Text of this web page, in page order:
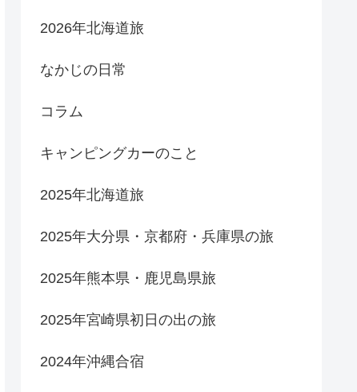
2026年北海道旅
なかじの日常
コラム
キャンピングカーのこと
2025年北海道旅
2025年大分県・京都府・兵庫県の旅
2025年熊本県・鹿児島県旅
2025年宮崎県初日の出の旅
2024年沖縄合宿